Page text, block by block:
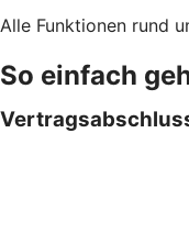
Alle Funktionen rund
So einfach